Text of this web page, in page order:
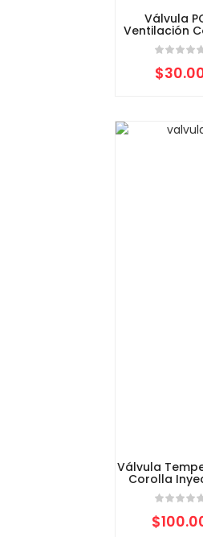
Válvula
Ventilación
$
Válvula
Corolla
$